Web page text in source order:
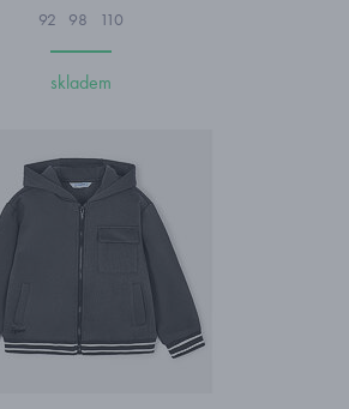
92 98 110
skladem